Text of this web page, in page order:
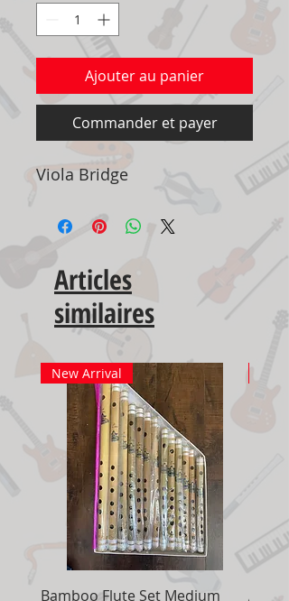
Ajouter au panier
Commander et payer
Viola Bridge
Articles
similaires
New Arrival
Bamboo Flute Set Medium